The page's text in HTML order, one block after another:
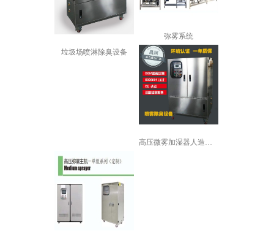
垃圾场喷淋除臭设备
弥雾系统